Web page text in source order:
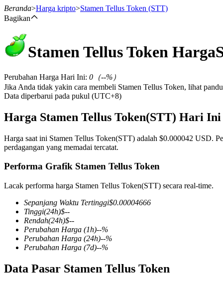
Berjangka
USDT Berjangka
Kontrak berjangka menggunakan USDT sebagai jaminannya
COIN-M Berjangka
Beranda>Harga kripto>Stamen Tellus Token (STT)
Bagikan
Stamen Tellus Token Harga
Perubahan Harga Hari Ini: 0 （--%）
Jika Anda tidak yakin cara membeli Stamen Tellus Token, lihat
Data diperbarui pada pukul (UTC+8)
Harga Stamen Tellus Token(STT) Hari Ini
Harga saat ini Stamen Tellus Token(STT) adalah $0.000042 USD.
perdagangan yang memadai tercatat.
Performa Grafik Stamen Tellus Token
Lacak performa harga Stamen Tellus Token(STT) secara real-time.
Sepanjang Waktu Tertinggi$0.00004666
Tinggi(24h)$--
Rendah(24h)$--
Perubahan Harga (1h)--%
Perubahan Harga (24h)--%
Perubahan Harga (7d)--%
Data Pasar Stamen Tellus Token